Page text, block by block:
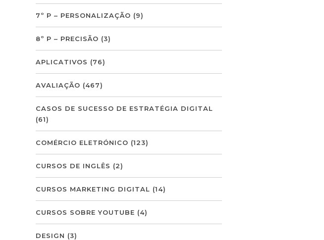
7º P – PERSONALIZAÇÃO (9)
8º P – PRECISÃO (3)
APLICATIVOS (76)
AVALIAÇÃO (467)
CASOS DE SUCESSO DE ESTRATÉGIA DIGITAL
(61)
COMÉRCIO ELETRÓNICO (123)
CURSOS DE INGLÊS (2)
CURSOS MARKETING DIGITAL (14)
CURSOS SOBRE YOUTUBE (4)
DESIGN (3)